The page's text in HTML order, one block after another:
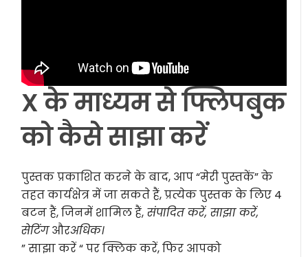
X के माध्यम से फ्लिपबुक
को कैसे साझा करें
पुस्तक प्रकाशित करने के बाद, आप “मेरी पुस्तकें” के
तहत कार्यक्षेत्र में जा सकते हैं, प्रत्येक पुस्तक के लिए 4
बटन हैं, जिनमें शामिल हैं, संपादित करें, साझा करें,
सेटिंगऔरअधिक।
” साझा करें “ पर क्लिक करें, फिर आपको